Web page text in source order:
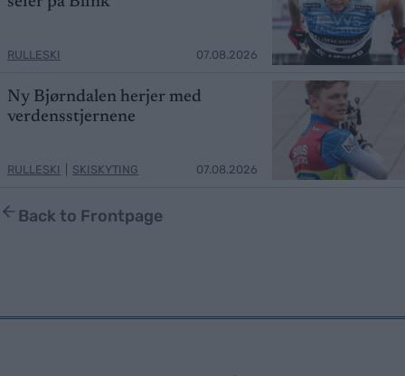
RULLESKI 07.08.2026
Ny Bjørndalen herjer med
verdensstjernene
RULLESKI SKISKYTING 07.08.2026
Back to Frontpage